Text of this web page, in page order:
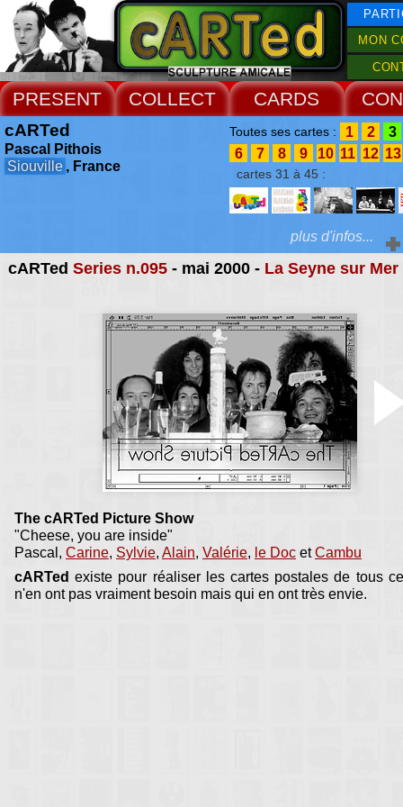
MON
PRESENT COLLECT CARDS
cARTed Series n.095- mai 2000 - La Seyne sur Mer
The cARTed Picture Show
"Cheese, you are inside"
Pascal, Carine, Sylvie, Alain, Valérie, le Doc etCambu
cARTed existe pour réaliser les cartes postales de tous
n'en ont pas vraiment besoin mais qui en ont très envie.
cARTed
Pascal Pithois
Siouville , France
Toutes ses cartes : 1 2
3
6
7 8 9 10 11 12 13
cartes 31 à 45 :
Extras :
Siouville & Tourlaville 2001• Siouville 2003
2011,2013, 2015 • Laputa 2012•Coutances 2023
plus d'infos...